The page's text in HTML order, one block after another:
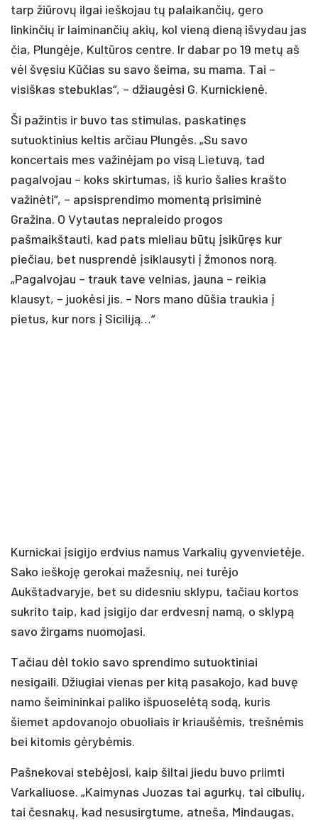
tarp žiūrovų ilgai ieškojau tų palaikančių, gero
linkinčių ir laiminančių akių, kol vieną dieną išvydau jas
čia, Plungėje, Kultūros centre. Ir dabar po 19 metų aš
vėl švęsiu Kūčias su savo šeima, su mama. Tai –
visiškas stebuklas“, – džiaugėsi G. Kurnickienė.
Ši pažintis ir buvo tas stimulas, paskatinęs
sutuoktinius keltis arčiau Plungės. „Su savo
koncertais mes važinėjam po visą Lietuvą, tad
pagalvojau – koks skirtumas, iš kurio šalies krašto
važinėti“, – apsisprendimo momentą prisiminė
Gražina. O Vytautas nepraleido progos
pašmaikštauti, kad pats mieliau būtų įsikūręs kur
piečiau, bet nusprendė įsiklausyti į žmonos norą.
„Pagalvojau – trauk tave velnias, jauna – reikia
klausyt, – juokėsi jis. – Nors mano dūšia traukia į
pietus, kur nors į Siciliją…“
Kurnickai įsigijo erdvius namus Varkalių gyvenvietėje.
Sako ieškoję gerokai mažesnių, nei turėjo
Aukštadvaryje, bet su didesniu sklypu, tačiau kortos
sukrito taip, kad įsigijo dar erdvesnį namą, o sklypą
savo žirgams nuomojasi.
Tačiau dėl tokio savo sprendimo sutuoktiniai
nesigaili. Džiugiai vienas per kitą pasakojo, kad buvę
namo šeimininkai paliko išpuoselėtą sodą, kuris
šiemet apdovanojo obuoliais ir kriaušėmis, trešnėmis
bei kitomis gėrybėmis.
Pašnekovai stebėjosi, kaip šiltai jiedu buvo priimti
Varkaliuose. „Kaimynas Juozas tai agurkų, tai cibulių,
tai česnakų, kad nesusirgtume, atneša, Mindaugas,